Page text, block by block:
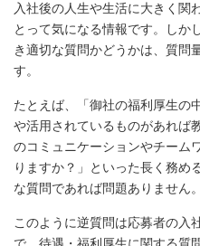
入社後の人生や生活に大きく関
とって気になる情報です。しか
き適切な質問かどうかは、質問
す。
たとえば、「御社の福利厚生の
や活用されているものがあれば
のコミュニケーションやチーム
りますか？」といった長く務め
な質問であれば問題ありません。
このように逆質問は応募者の入